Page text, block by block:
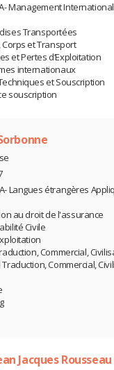
Management
Transportées
Corps et Transport
et Pertes d’Exploitation
internationaux
et Souscription
souscription
Langues étrangères
au droit de l'assurance
Civile
Commercial,
Traduction, Commercial,
Jacques Rousseau